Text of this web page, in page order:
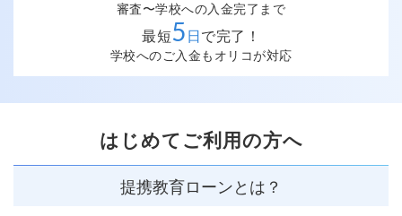
審査〜学校への入金完了まで
最短5 日で完了！
学校へのご入金もオリコが対応
はじめてご利用の方へ
提携教育ローンとは？